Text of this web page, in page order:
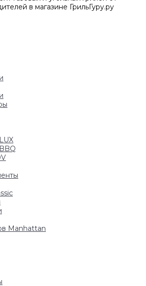
в магазине ГрильГуру.ру
Manhattan